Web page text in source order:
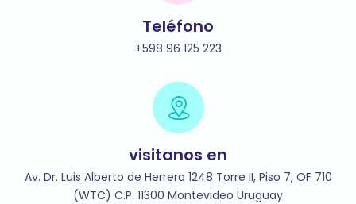
Teléfono
+598 96 125 223
visitanos en
Av. Dr. Luis Alberto de Herrera 1248 Torre II, Piso 7, OF 710
(WTC) C.P. 11300 Montevideo Uruguay